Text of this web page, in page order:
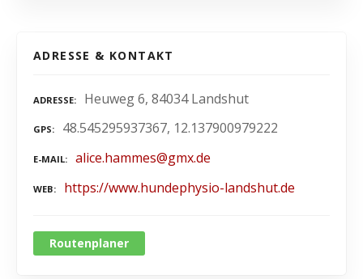
ADRESSE & KONTAKT
ADRESSE Heuweg 6, 84034 Landshut
GPS 48.545295937367, 12.137900979222
E-MAIL alice.hammes@gmx.de
WEB https://www.hundephysio-landshut.de
Routenplaner